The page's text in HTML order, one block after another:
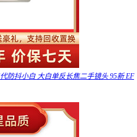
防抖小白 大白单反长焦二手镜头 95新 EF